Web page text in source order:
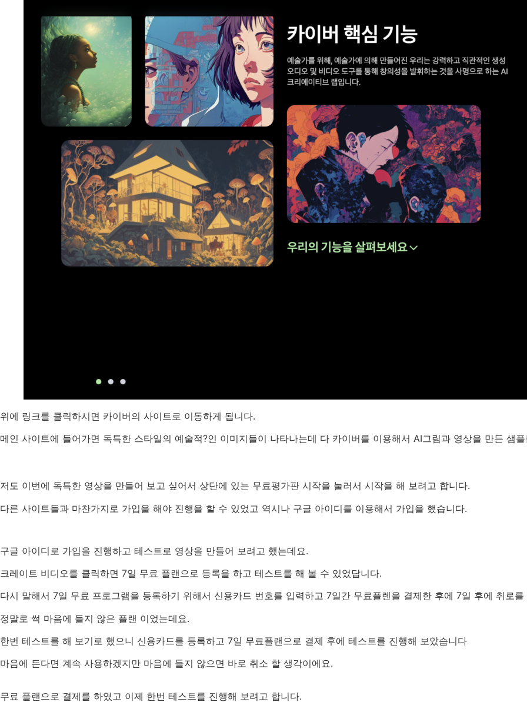
위에 링크를 클릭하시면 카이버의 사이트로 이동하게 됩니다.
메인 사이트에 들어가면 독특한 스타일의 예술적?인 이미지들이 나타나는데 다 카이버를 이용해서 AI그림과 영상을 만든 샘
저도 이번에 독특한 영상을 만들어 보고 싶어서 상단에 있는 무료평가판 시작을 눌러서 시작을 해 보려고 합니다.
다른 사이트들과 마찬가지로 가입을 해야 진행을 할 수 있었고 역시나 구글 아이디를 이용해서 가입을 했습니다.
구글 아이디로 가입을 진행하고 테스트로 영상을 만들어 보려고 했는데요.
크레이트 비디오를 클릭하면 7일 무료 플랜으로 등록을 하고 테스트를 해 볼 수 있었답니다.
다시 말해서 7일 무료 프로그램을 등록하기 위해서 신용카드 번호를 입력하고 7일간 무료플렌을 결제한 후에 7일 후에 취로
정말로 썩 마음에 들지 않은 플랜 이었는데요.
한번 테스트를 해 보기로 했으니 신용카드를 등록하고 7일 무료플랜으로 결제 후에 테스트를 진행해 보았습니다
마음에 든다면 계속 사용하겠지만 마음에 들지 않으면 바로 취소 할 생각이에요.
무료 플랜으로 결제를 하였고 이제 한번 테스트를 진행해 보려고 합니다.